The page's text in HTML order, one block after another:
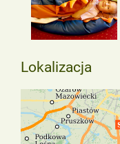
Lokalizacja